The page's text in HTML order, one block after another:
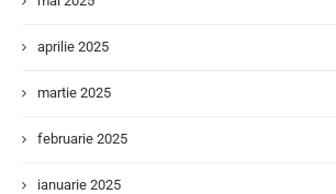
aprilie 2025
martie 2025
februarie 2025
ianuarie 2025